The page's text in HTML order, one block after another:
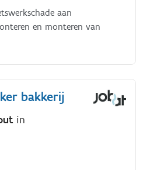
aan
en monteren van
bakkerij
in